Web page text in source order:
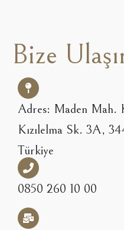
0850 260 10 00
Bize
Adres: Maden Mah.
Kızılelma Sk. 3A,
Türkiye